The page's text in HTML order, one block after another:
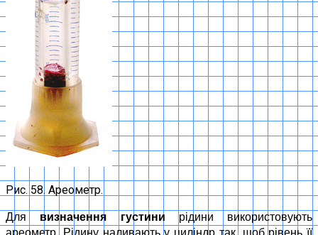
Рис. 58. Ареометр.
Для визначення густини рідини використовують
ареометр. Рідину наливають у циліндр так, щоб рівень її